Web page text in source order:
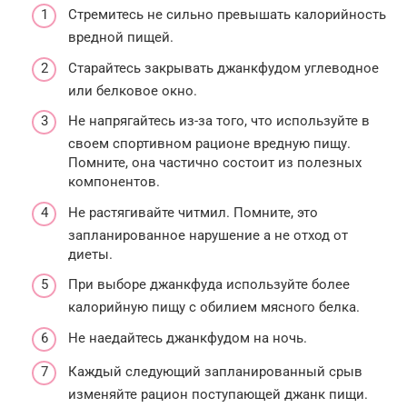
Стремитесь не сильно превышать калорийность
вредной пищей.
Старайтесь закрывать джанкфудом углеводное
или белковое окно.
Не напрягайтесь из-за того, что используйте в
своем спортивном рационе вредную пищу.
Помните, она частично состоит из полезных
компонентов.
Не растягивайте читмил. Помните, это
запланированное нарушение а не отход от
диеты.
При выборе джанкфуда используйте более
калорийную пищу с обилием мясного белка.
Не наедайтесь джанкфудом на ночь.
Каждый следующий запланированный срыв
изменяйте рацион поступающей джанк пищи.